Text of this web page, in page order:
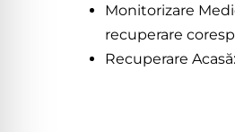
Monitorizare
recuperare
Recuperare